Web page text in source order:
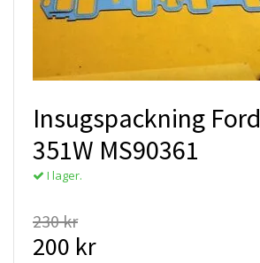
Insugspackning
351W MS90361
I lager.
230 kr
200 kr